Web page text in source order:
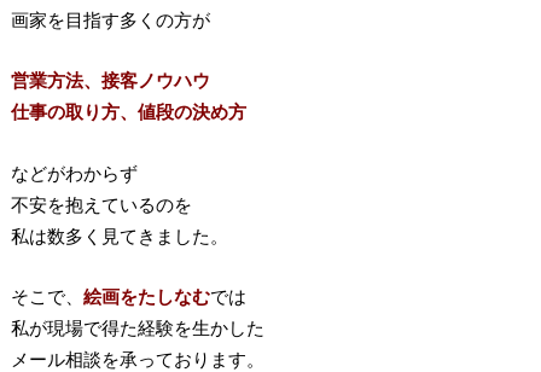
画家を目指す多くの方が
営業方法、接客ノウハウ
仕事の取り方、値段の決め方
などがわからず
不安を抱えているのを
私は数多く見てきました。
そこで、 絵画をたしなむでは
私が現場で得た経験を生かした
メール相談を承っております。